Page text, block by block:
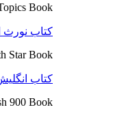
Book
کتاب نورث
Star Book
کتاب انگلیش
900 Book